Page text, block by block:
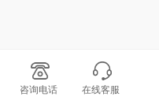
咨询电话 在线客服